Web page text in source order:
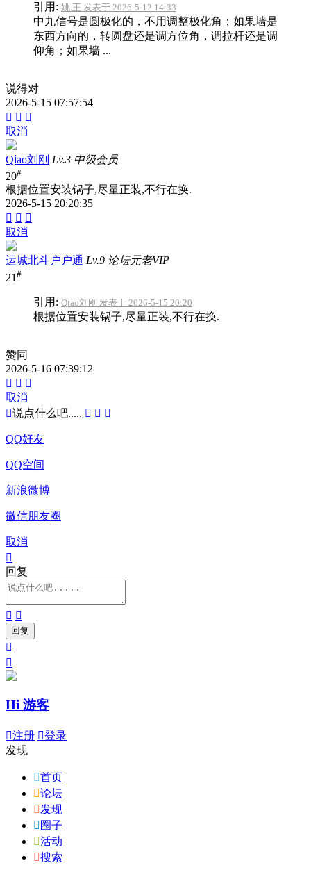
引用: 姚.王 发表于 2026-5-12 14:33
中九信号是圆极化的，不用调整极化角；如果墙是
东西方向的，转圆盘还是调方位角，调拉杆还是调
仰角；如果墙 ...
说得对
2026-5-15 07:57:54
  
取消
Qⅰao刘刚 Lv.3 中级会员
20#
根据位置安装锅子,尽量正装,不行在换.
2026-5-15 20:20:35
  
取消
运城北斗户户通 Lv.9 论坛元老VIP
21 #
引用: Qⅰao刘刚 发表于 2026-5-15 20:20
根据位置安装锅子,尽量正装,不行在换.
赞同
2026-5-16 07:39:12
  
取消
说点什么吧.....   
QQ好友
QQ空间
新浪微博
微信朋友圈
取消

回复
 


Hi 游客
注册 登录
发现
首页
论坛
发现
 圈子
活动
搜索